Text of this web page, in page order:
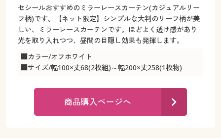
大きいサイズ 事務・制服
カタログ・チラシからのご注文
デジタルカタログ
カタログ無料プレゼント
会員メニュー
カタログ無料プレゼント
会員メニュー
セシールおすすめのミラーレースカーテン(カジュアルリー
フ柄)です。【ネット限定】シンプルな大判のリーフ柄が美
しい、ミラーレースカーテンです。ほどよく透け感があり
光を取り入れつつ、昼間の目隠し効果も発揮します。
■カラー/オフホワイト
■サイズ/幅100×丈68(2枚組)～幅200×丈258(1枚物)
商品購入ページへ